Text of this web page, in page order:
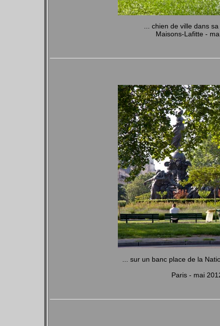
... chien de ville
Maisons-Lafitte -
... sur un banc place de la
Paris - mai